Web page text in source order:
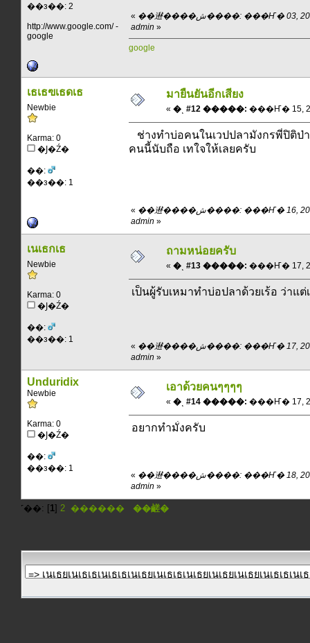
��з��: 2
http://www.google.com/ -
google
« ��䢤����ش����: ���Ҥ� 03, 2011, 19:04:11 pm ��
admin »
google
เธเธฃเธดเธ
Newbie
Karma: 0
�Ϳ�Ź�
��:
��з��: 1
มายืนยันอีกเสียง
« �ͺ #12 �����: ���Ҥ� 15,
ช่างทำบ่อคนในเวปปลามังกรพี่ปิติป่
คนนี้นับถือ เทใจให้เลยครับ
« ��䢤����ش����: ���Ҥ� 16, 2011, 19:06:12 pm ��
admin »
เนเธกเธ
Newbie
Karma: 0
�Ϳ�Ź�
��:
��з��: 1
ถามหน่อยครับ
« �ͺ #13 �����: ���Ҥ� 17,
เป็นผู้รับเหมาทำบ่อปลาด้วยเร้อ ว่าแ
« ��䢤����ش����: ���Ҥ� 17, 2011, 07:51:24 am ��
admin »
Unduridix
Newbie
Karma: 0
�Ϳ�Ź�
��:
��з��: 1
เอาด้วยคนๆๆๆๆ
« �ͺ #14 �����: ���Ҥ� 17,
อยากทำมั่งครับ
« ��䢤����ش����: ���Ҥ� 18, 2011, 20:18:42 pm ��
admin »
˹��: [1] 2 ������ ��鹺�